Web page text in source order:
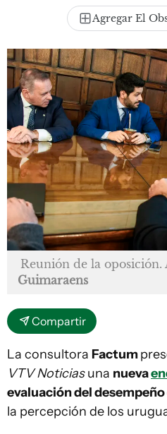
Agregar El
Reunión de la oposición.
Guimaraens
Compartir
La consultora Factum
VTV Noticiasuna nueva
evaluación del
la percepción de los